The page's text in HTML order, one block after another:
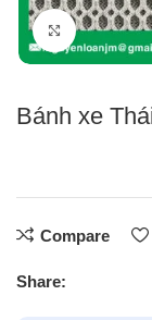
Click to
Bánh xe
Compare
Share: